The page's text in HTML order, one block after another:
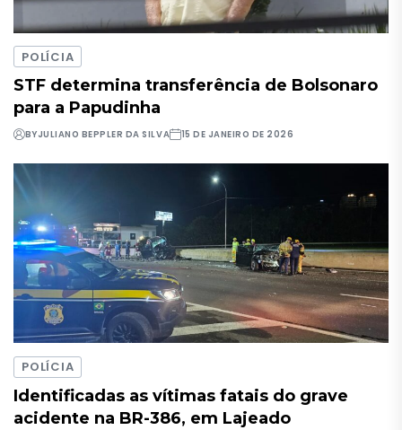
POLÍCIA
STF determina transferência de Bolsonaro
para a Papudinha
BYJULIANO BEPPLER DA SILVA 15 DE JANEIRO DE 2026
POLÍCIA
Identificadas as vítimas fatais do grave
acidente na BR-386, em Lajeado